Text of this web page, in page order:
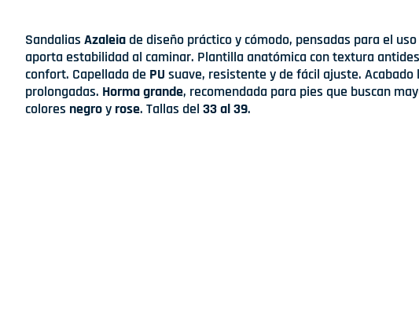
Sandalias Azaleia de diseño práctico y cómodo, pensadas para el
aporta estabilidad al caminar. Plantilla anatómica con textura
confort. Capellada de PU suave, resistente y de fácil ajuste.
prolongadas. Horma grande, recomendada para pies que buscan
colores negroy rose. Tallas del 33 al 39.